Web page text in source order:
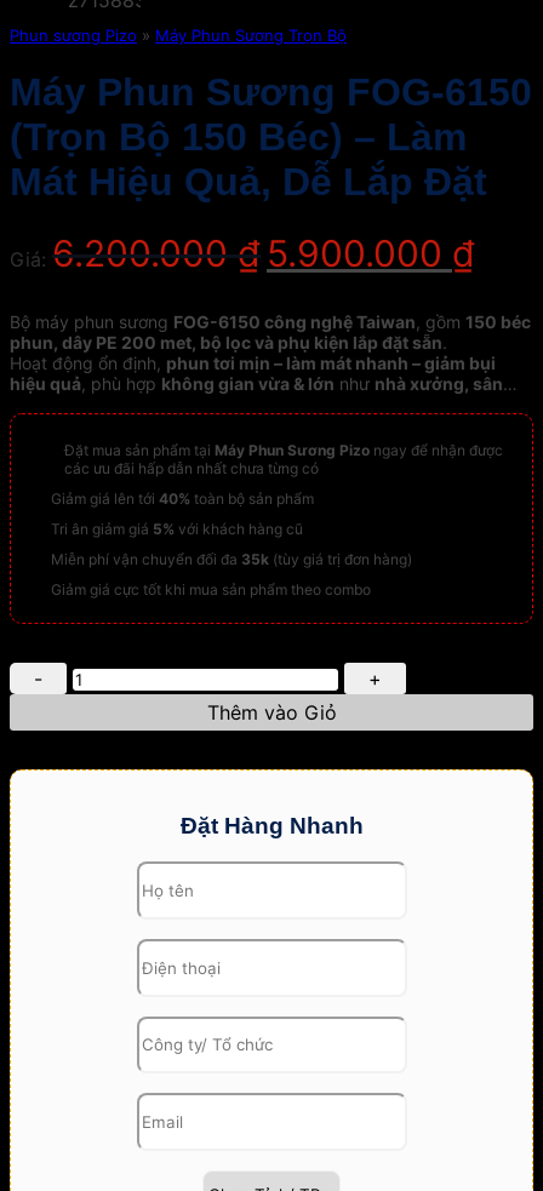
Phun sương Pizo » Máy Phun Sương Trọn Bộ
Máy Phun Sương FOG-6150
(Trọn Bộ 150 Béc) – Làm
Mát Hiệu Quả, Dễ Lắp Đặt
Giá: 6.200.000₫ Giá
gốc
6.200.000 ₫.
5.900.000 ₫Giá
là:
Bộ máy phun sương FOG-6150 công nghệ Taiwan , gồm 150 béc
phun, dây PE 200 met, bộ lọc và phụ kiện lắp đặt sẵn.
Hoạt động ổn định, phun tơi mịn – làm mát nhanh – giảm bụi
hiệu quả , phù hợp không gian vừa & lớn như nhà xưởng, sân
Đặt mua sản phẩm tại Máy Phun Sương Pizo ngay để nhận được
các ưu đãi hấp dẫn nhất chưa từng có
Giảm giá lên tới 40% toàn bộ sản phẩm
Tri ân giảm giá 5% với khách hàng cũ
Miễn phí vận chuyển đối đa 35k (tùy giá trị đơn hàng)
Giảm giá cực tốt khi mua sản phẩm theo combo
Máy
Phun
6150
Thêm vào Giỏ
Đặt Hàng Nhanh